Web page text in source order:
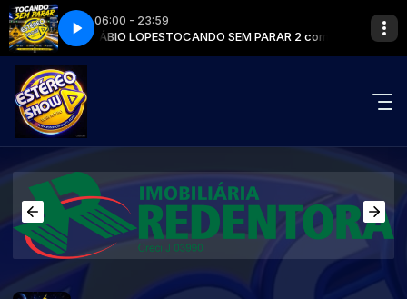
06:00 - 23:59
2 com DJ FÁBIO LOPESTOCANDO SEM PARAR 2 com DJ FÁBIO
ESTÉREO SHOW A SPOT COMERCIAL ESTÉREO SHOW A